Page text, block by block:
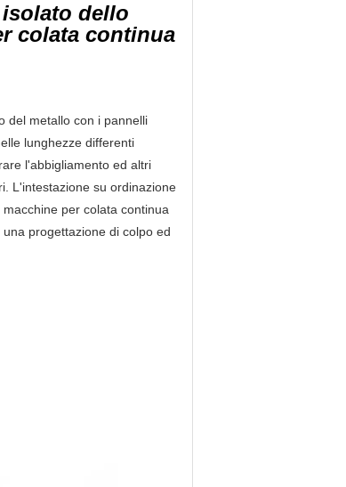
dello
colata continua
del metallo con i pannelli
lunghezze differenti
l'abbigliamento ed altri
L'intestazione su ordinazione
per colata continua
progettazione di colpo ed